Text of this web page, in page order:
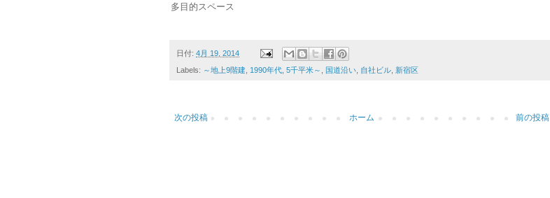
多目的スペース
日付: 4月 19, 2014
Labels: ～地上9階建 1990年代 5千平米～ 国道沿い 自社ビル 新宿区
次の投稿 前の投稿
ホーム